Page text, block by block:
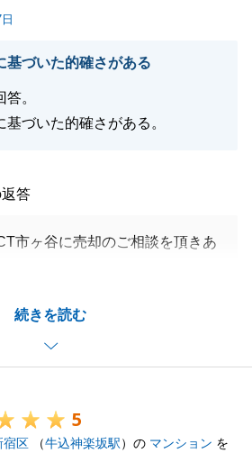
基づいた的確さがある
。
づいた的確さがある。
続きを読む
答
市ヶ谷に売却のご相談を頂きあ
えたご提案が出来たことを嬉し
となどございましたらお気軽にご
5
宿区 （牛込神楽坂駅）の マンション を